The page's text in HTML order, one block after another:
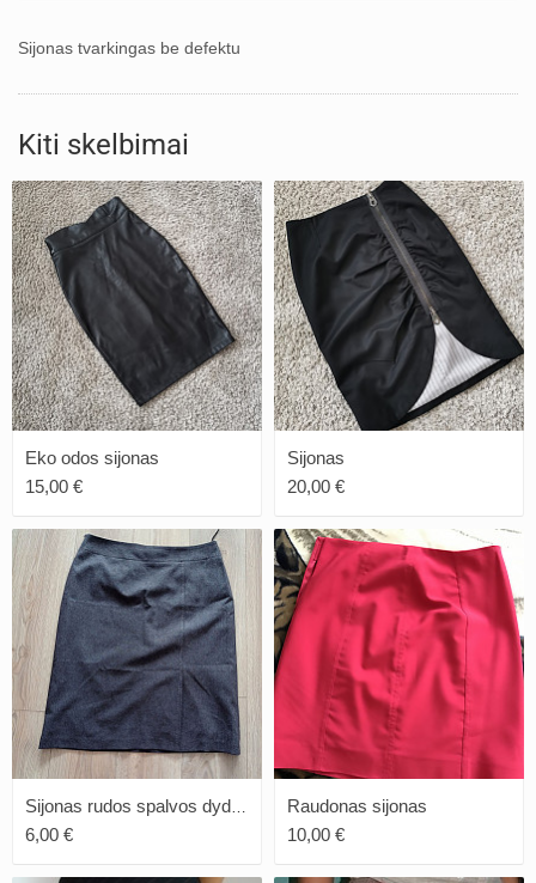
Sijonas tvarkingas be defektu
Kiti skelbimai
Eko odos sijonas
15,00 €
Sijonas
20,00 €
Sijonas rudos spalvos dydis 46
6,00 €
Raudonas sijonas
10,00 €